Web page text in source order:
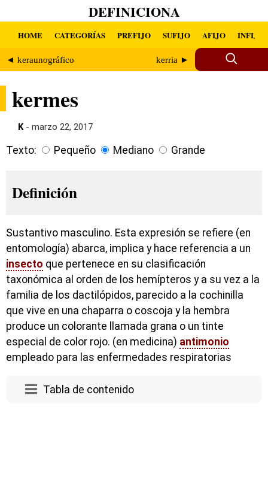
DEFINICIONA
HOME CATEGORÍAS PREFIJO SUFIJO AFIJO INFIJO
◄ keraunográfico kerria ►
kermes
K - marzo 22, 2017
Texto: Pequeño Mediano Grande
Definición
Sustantivo masculino. Esta expresión se refiere (en
entomología) abarca, implica y hace referencia a un
insecto que pertenece en su clasificación
taxonómica al orden de los hemípteros y a su vez a la
familia de los dactilópidos, parecido a la cochinilla
que vive en una chaparra o coscoja y la hembra
produce un colorante llamada grana o un tinte
especial de color rojo. (en medicina) antimonio
empleado para las enfermedades respiratorias
Tabla de contenido